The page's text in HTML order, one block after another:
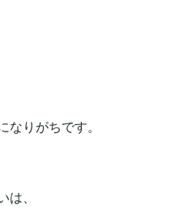
なりがちです。
、